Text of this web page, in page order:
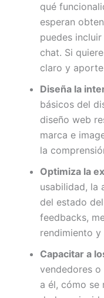
qué
esperan
puedes
chat. Si
claro y
Diseña la
básicos del
diseño web
marca e
la
Optimiza la
usabilidad, la
del estado
feedbacks,
rendimiento y
Capacitar a
vendedores
a él, cómo se